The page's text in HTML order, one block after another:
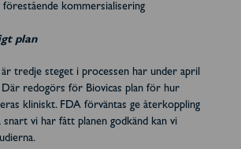
förestående kommersialisering
plan
tredje steget i processen har under april
redogörs för Biovicas plan för hur
kliniskt. FDA förväntas ge återkoppling
vi har fått planen godkänd kan vi